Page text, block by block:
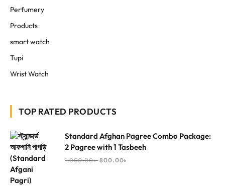
Perfumery
Products
smart watch
Tupi
Wrist Watch
TOP RATED PRODUCTS
Standard Afghan Pagree Combo Package:
2 Pagree with 1 Tasbeeh
1,000.00৳ 800.00৳